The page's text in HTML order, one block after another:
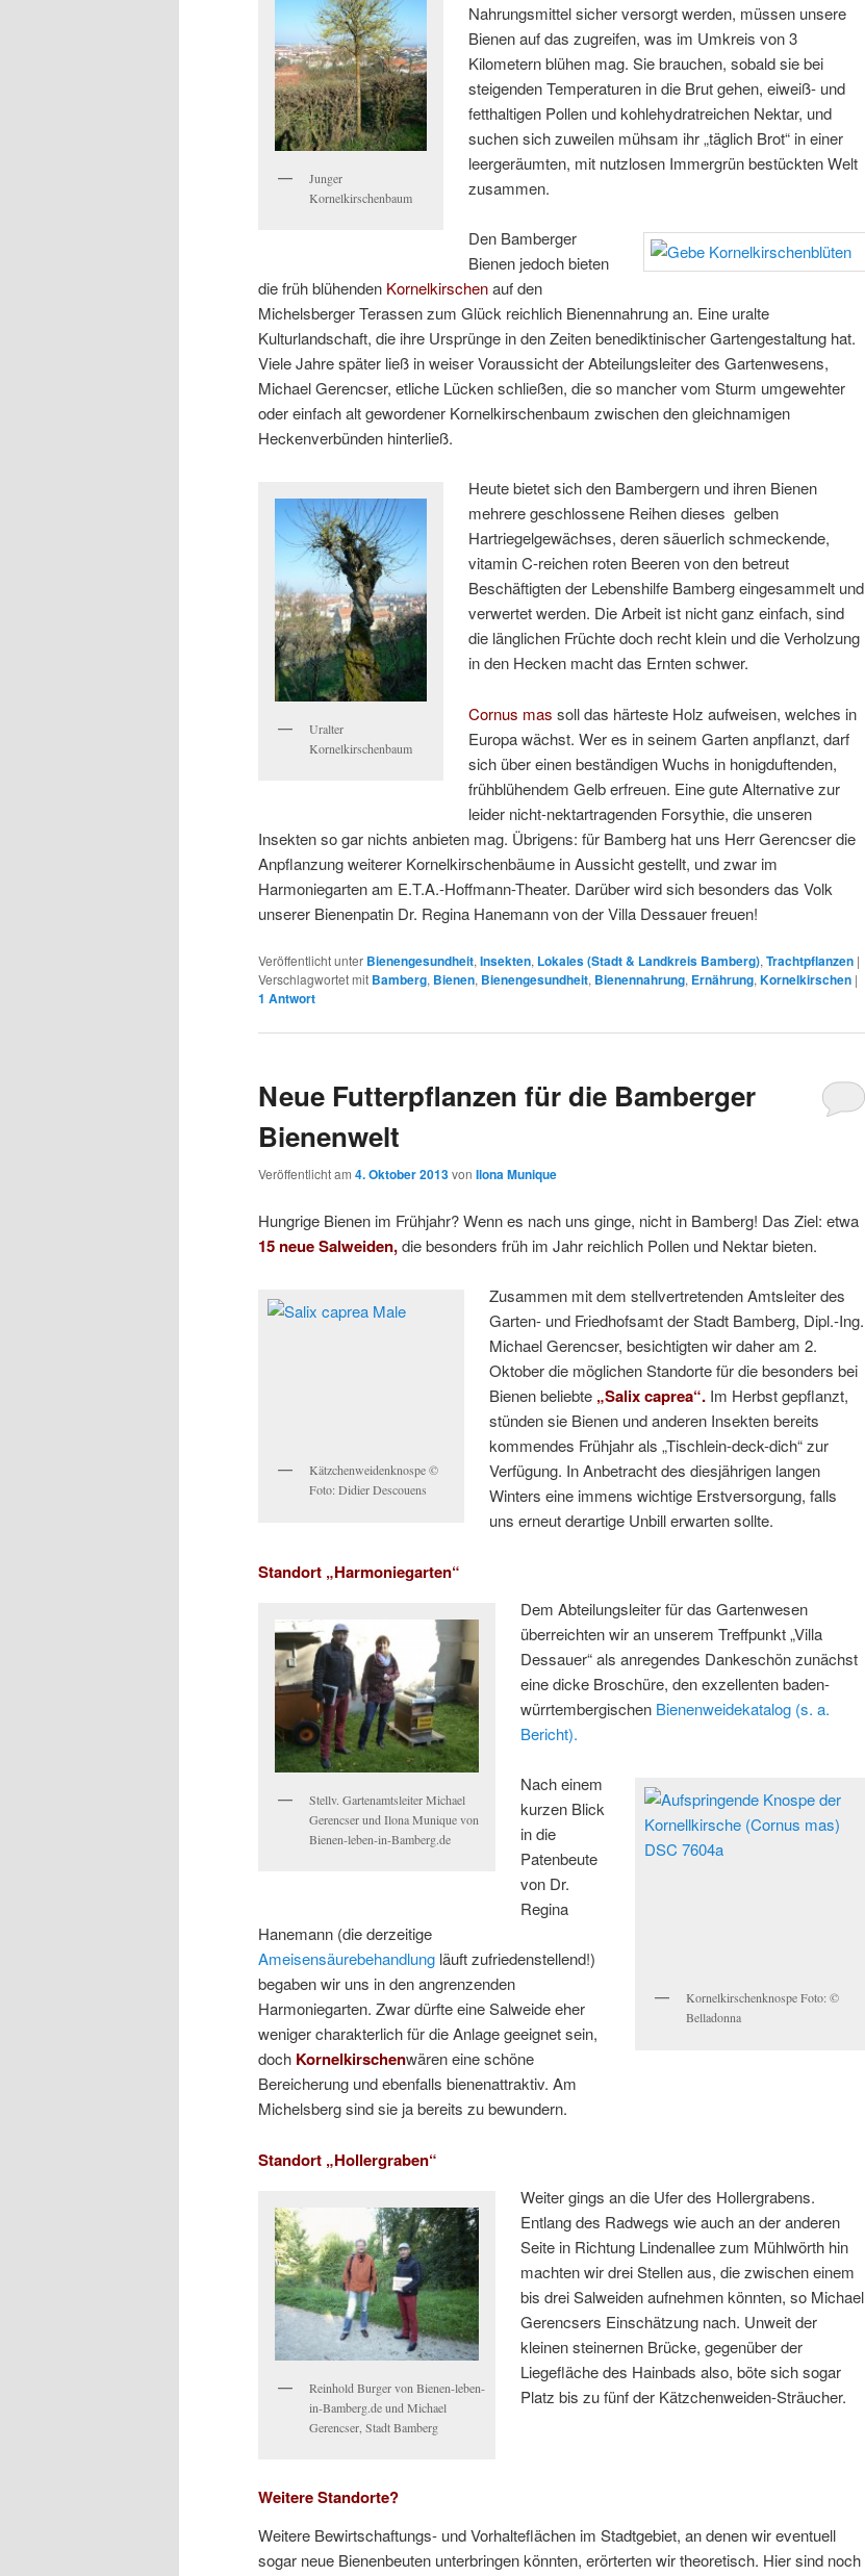
Junger
Kornelkirschenbaum
Nahrungsmittel sicher versorgt werden, müssen unsere
Bienen auf das zugreifen, was im Umkreis von 3
Kilometern blühen mag. Sie brauchen, sobald sie bei
steigenden Temperaturen in die Brut gehen, eiweiß- und
fetthaltigen Pollen und kohlehydratreichen Nektar, und
suchen sich zuweilen mühsam ihr „täglich Brot“ in einer
leergeräumten, mit nutzlosen Immergrün bestückten Welt
zusammen.
Den Bamberger
Bienen jedoch bieten
die früh blühenden Kornelkirschenauf den
Michelsberger Terassen zum Glück reichlich Bienennahrung an. Eine uralte
Kulturlandschaft, die ihre Ursprünge in den Zeiten benediktinischer Gartengestaltung hat.
Viele Jahre später ließ in weiser Voraussicht der Abteilungsleiter des Gartenwesens,
Michael Gerencser, etliche Lücken schließen, die so mancher vom Sturm umgewehter
oder einfach alt gewordener Kornelkirschenbaum zwischen den gleichnamigen
Heckenverbünden hinterließ.
Uralter
Kornelkirschenbaum
Heute bietet sich den Bambergern und ihren Bienen
mehrere geschlossene Reihen dieses gelben
Hartriegelgewächses, deren säuerlich schmeckende,
vitamin C-reichen roten Beeren von den betreut
Beschäftigten der Lebenshilfe Bamberg eingesammelt und
verwertet werden. Die Arbeit ist nicht ganz einfach, sind
die länglichen Früchte doch recht klein und die Verholzung
in den Hecken macht das Ernten schwer.
Cornus mas soll das härteste Holz aufweisen, welches in
Europa wächst. Wer es in seinem Garten anpflanzt, darf
sich über einen beständigen Wuchs in honigduftenden,
frühblühendem Gelb erfreuen. Eine gute Alternative zur
leider nicht-nektartragenden Forsythie, die unseren
Insekten so gar nichts anbieten mag. Übrigens: für Bamberg hat uns Herr Gerencser die
Anpflanzung weiterer Kornelkirschenbäume in Aussicht gestellt, und zwar im
Harmoniegarten am E.T.A.-Hoffmann-Theater. Darüber wird sich besonders das Volk
unserer Bienenpatin Dr. Regina Hanemann von der Villa Dessauer freuen!
Veröffentlicht unter Bienengesundheit, Insekten, Lokales (Stadt & Landkreis Bamberg), Trachtpflanzen |
Verschlagwortet mit Bamberg, Bienen, Bienengesundheit, Bienennahrung, Ernährung, Kornelkirschen |
1 Antwort
Neue Futterpflanzen für die Bamberger
Bienenwelt
Veröffentlicht am 4. Oktober 2013von Ilona Munique
Hungrige Bienen im Frühjahr? Wenn es nach uns ginge, nicht in Bamberg! Das Ziel: etwa
15 neue Salweiden,die besonders früh im Jahr reichlich Pollen und Nektar bieten.
Kätzchenweidenknospe ©
Foto: Didier Descouens
Zusammen mit dem stellvertretenden Amtsleiter des
Garten- und Friedhofsamt der Stadt Bamberg, Dipl.-Ing.
Michael Gerencser, besichtigten wir daher am 2.
Oktober die möglichen Standorte für die besonders bei
Bienen beliebte „Salix caprea“. Im Herbst gepflanzt,
stünden sie Bienen und anderen Insekten bereits
kommendes Frühjahr als „Tischlein-deck-dich“ zur
Verfügung. In Anbetracht des diesjährigen langen
Winters eine immens wichtige Erstversorgung, falls
uns erneut derartige Unbill erwarten sollte.
Standort „Harmoniegarten“
Stellv. Gartenamtsleiter Michael
Gerencser und Ilona Munique von
Bienen-leben-in-Bamberg.de
Dem Abteilungsleiter für das Gartenwesen
überreichten wir an unserem Treffpunkt „Villa
Dessauer“ als anregendes Dankeschön zunächst
eine dicke Broschüre, den exzellenten baden-
würrtembergischen Bienenweidekatalog (s. a.
Bericht).
Kornelkirschenknospe Foto: ©
Belladonna
Nach einem
kurzen Blick
in die
Patenbeute
von Dr.
Regina
Hanemann (die derzeitige
Ameisensäurebehandlung läuft zufriedenstellend!)
begaben wir uns in den angrenzenden
Harmoniegarten. Zwar dürfte eine Salweide eher
weniger charakterlich für die Anlage geeignet sein,
doch Kornelkirschenwären eine schöne
Bereicherung und ebenfalls bienenattraktiv. Am
Michelsberg sind sie ja bereits zu bewundern.
Standort „Hollergraben“
Reinhold Burger von Bienen-leben-
in-Bamberg.de und Michael
Gerencser, Stadt Bamberg
Weiter gings an die Ufer des Hollergrabens.
Entlang des Radwegs wie auch an der anderen
Seite in Richtung Lindenallee zum Mühlwörth hin
machten wir drei Stellen aus, die zwischen einem
bis drei Salweiden aufnehmen könnten, so Michael
Gerencsers Einschätzung nach. Unweit der
kleinen steinernen Brücke, gegenüber der
Liegefläche des Hainbads also, böte sich sogar
Platz bis zu fünf der Kätzchenweiden-Sträucher.
Weitere Standorte?
Weitere Bewirtschaftungs- und Vorhalteflächen im Stadtgebiet, an denen wir eventuell
sogar neue Bienenbeuten unterbringen könnten, erörterten wir theoretisch. Hier sind noch